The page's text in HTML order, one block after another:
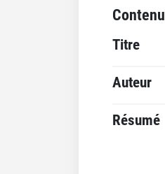
Contenu
Titre
Auteur
Résumé